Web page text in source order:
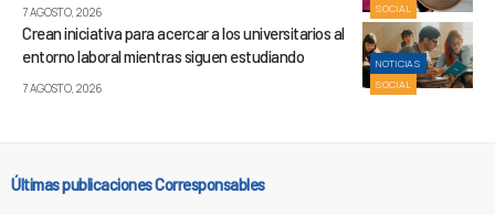
SOCIAL
7 AGOSTO, 2026
NOTICIAS
SOCIAL
Crean iniciativa para acercar a los universitarios al
entorno laboral mientras siguen estudiando
7 AGOSTO, 2026
Últimas publicaciones Corresponsables